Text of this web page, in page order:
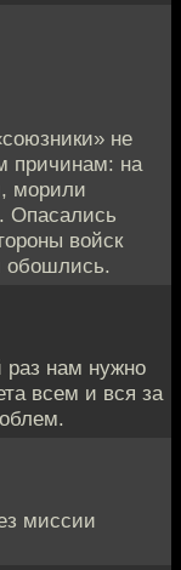
не
причинам: на
морили
Опасались
войск
обошлись.
раз нам нужно
всем и вся за
миссии